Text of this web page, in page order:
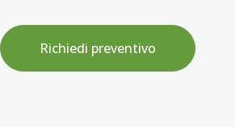
Richiedi preventivo